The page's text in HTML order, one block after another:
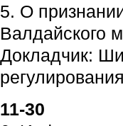
5. О
Валдайского
Докладчик:
11-30